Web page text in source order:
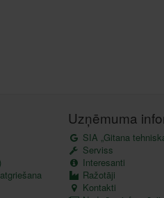
Uzņēmuma
SIA „Gitana
Serviss
Interesanti
Ražotāji
Kontakti